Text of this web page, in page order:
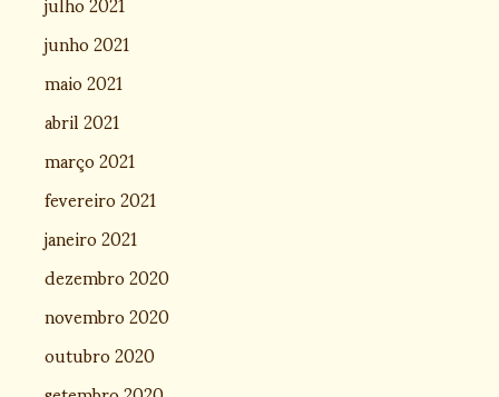
junho 2021
maio 2021
abril 2021
março 2021
fevereiro 2021
janeiro 2021
dezembro 2020
novembro 2020
outubro 2020